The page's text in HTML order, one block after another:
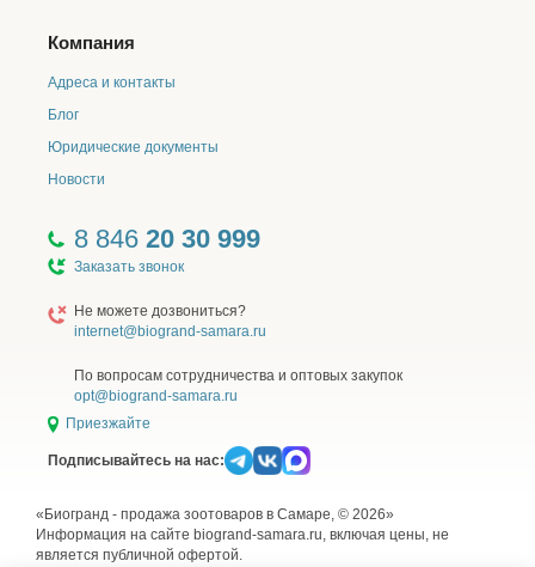
Компания
Адреса и контакты
Блог
Юридические документы
Новости
8 846 20 30 999
Заказать звонок
Не можете дозвониться?
internet@biogrand-samara.ru
По вопросам сотрудничества и оптовых закупок
opt@biogrand-samara.ru
Приезжайте
Подписывайтесь на нас:
«Биогранд - продажа зоотоваров в Самаре, © 2026»
Информация на сайте biogrand-samara.ru, включая цены, не
является публичной офертой.